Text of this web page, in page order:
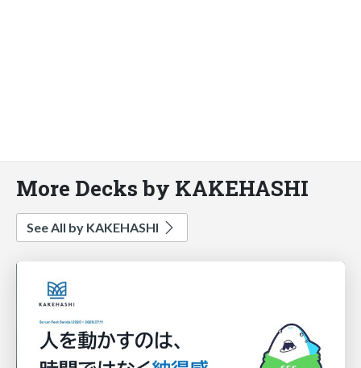
More Decks by KAKEHASHI
See All by KAKEHASHI